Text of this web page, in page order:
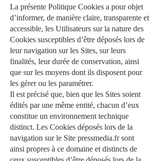
La présente Politique Cookies a pour objet
d’informer, de manière claire, transparente et
accessible, les Utilisateurs sur la nature des
Cookies susceptibles d’être déposés lors de
leur navigation sur les Sites, sur leurs
finalités, leur durée de conservation, ainsi
que sur les moyens dont ils disposent pour
les gérer ou les paramétrer.
Il est précisé que, bien que les Sites soient
édités par une même entité, chacun d’eux
constitue un environnement technique
distinct. Les Cookies déposés lors de la
navigation sur le Site pressmedia.fr sont
ainsi propres à ce domaine et distincts de